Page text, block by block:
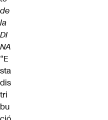
de
la
DI
NA
“E
sta
dis
tri
bu